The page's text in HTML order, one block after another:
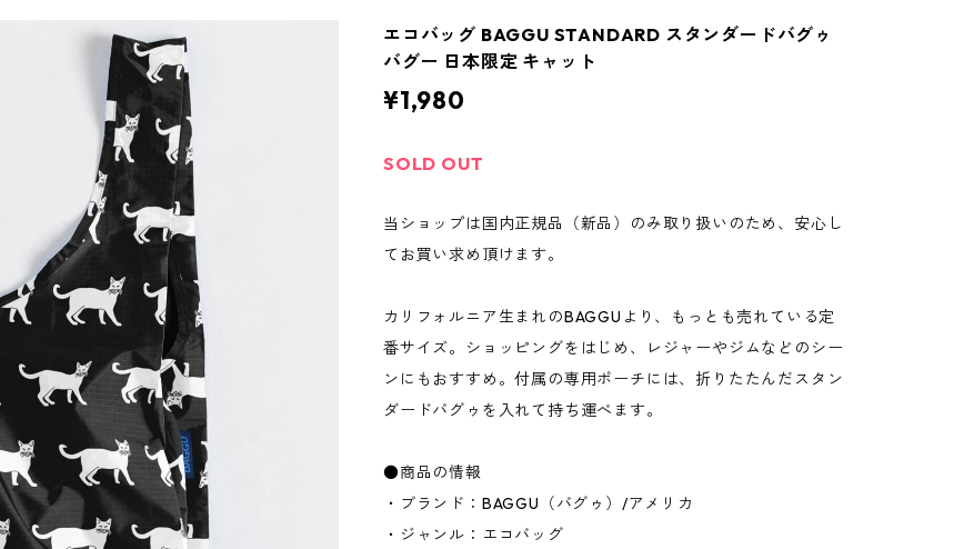
エコバッグ BAGGU STANDARD スタンダードバグゥ
バグー 日本限定 キャット
¥1,980
SOLD OUT
当ショップは国内正規品（新品）のみ取り扱いのため、安心し
てお買い求め頂けます。
カリフォルニア生まれのBAGGUより、もっとも売れている定
番サイズ。ショッピングをはじめ、レジャーやジムなどのシー
ンにもおすすめ。付属の専用ポーチには、折りたたんだスタン
ダードバグゥを入れて持ち運べます。
●商品の情報
・ブランド：BAGGU（バグゥ）/アメリカ
・ジャンル：エコバッグ